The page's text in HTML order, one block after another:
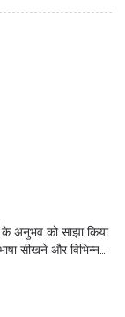
के अनुभव को साझा किया
सीखने और विभिन्न
स्वीकार्यता। परिवार